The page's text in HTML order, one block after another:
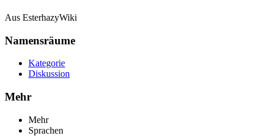
Aus EsterhazyWiki
Namensräume
Kategorie
Diskussion
Mehr
Mehr
Sprachen